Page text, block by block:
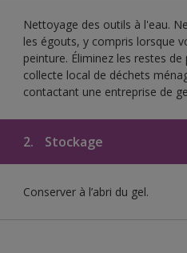
Nettoyage des outils à l'eau.
les égouts, y compris lorsque
peinture. Éliminez les restes
collecte local de déchets
contactant une entreprise de
2. Stockage
Conserver à l’abri du gel.